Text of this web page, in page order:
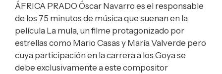
ÁFRICA PRADO Óscar Navarro es el responsable
de los 75 minutos de música que suenan en la
película La mula, un filme protagonizado por
estrellas como Mario Casas y María Valverde pero
cuya participación en la carrera a los Goya se
debe exclusivamente a este compositor